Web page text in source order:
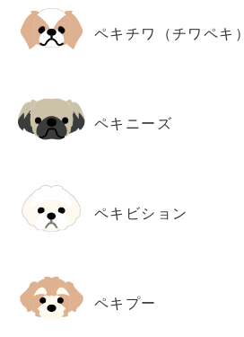
ペキチワ（チワペキ）
ペキニーズ
ペキビション
ペキプー